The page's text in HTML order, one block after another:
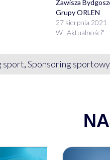
Zawisza
Grupy ORLEN
27 sierpnia 2021
W „Aktualności"
sport,Sponsoring sportowy